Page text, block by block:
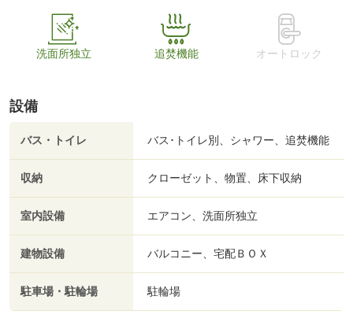
洗面所独立 追焚機能 オートロック
設備
バス・トイレ バス･トイレ別、シャワー、追焚機能
収納 クローゼット、物置、床下収納
室内設備 エアコン、洗面所独立
建物設備 バルコニー、宅配ＢＯＸ
駐車場・駐輪場 駐輪場